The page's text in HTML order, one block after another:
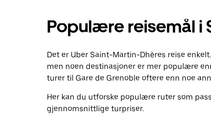
og
velge
Trykk
på
Esc-
knappen
for
å
lukke
Populære reisemål i
Det er Uber Saint-Martin-Dhères reise
men noen destinasjoner er mer populære
turer til Gare de Grenoble oftere enn noe
Her kan du utforske populære ruter som
gjennomsnittlige turpriser.